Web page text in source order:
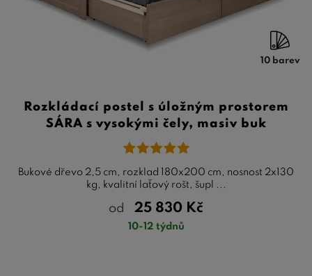
10 barev
Rozkládací postel s úložným prostorem
SÁRA s vysokými čely, masiv buk
Bukové dřevo 2,5 cm, rozklad 180x200 cm, nosnost 2x130
kg, kvalitní laťový rošt, šupl ...
od 25 830 Kč
10-12 týdnů